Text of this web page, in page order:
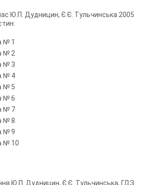
Ю.П. Дудницин, Є.Є. Тульчинська 2005
№ 1
№ 2
№ 3
№ 4
№ 5
№ 6
№ 7
№ 8
№ 9
№ 10
Ю.П. Дудницин, Є.Є. Тульчинська, ГДЗ